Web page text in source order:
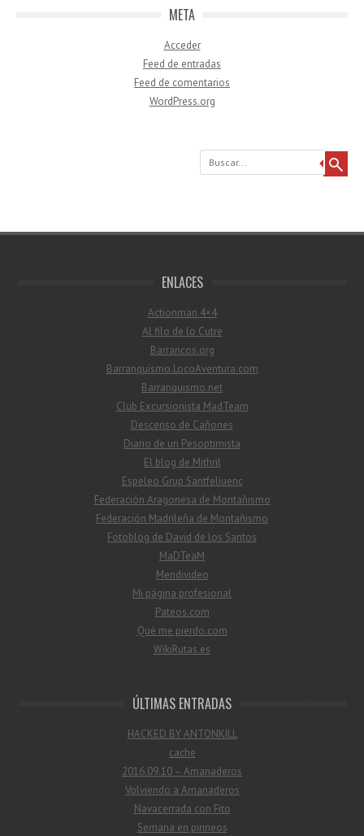
META
Acceder
Feed de entradas
Feed de comentarios
WordPress.org
Buscar
ENLACES
Actionman 4×4
Al filo de lo Cutre
Barrancos.org
Barranquismo.LocoAventura.com
Barranquismo.net
Club Excursionista MadTeam
Descenso de Cañones
Diario de un Pesoptimista
El blog de Mithril
Espeleo Grup Santfeliuenc
Federación Aragonesa de Montañismo
Federación Madrileña de Montañismo
Fotoblog de David de los Santos
MaDTeaM
Mendivideo
Mi página profesional
Pateos.com
Qué me pierdo.com
WikiRutas.es
ÚLTIMAS ENTRADAS
HACKED BY ANTONKILL
cache
2016.09.10 – Amanaderos
Volviendo a Amanaderos
Navacerrada con Fito
Semana en pirineos